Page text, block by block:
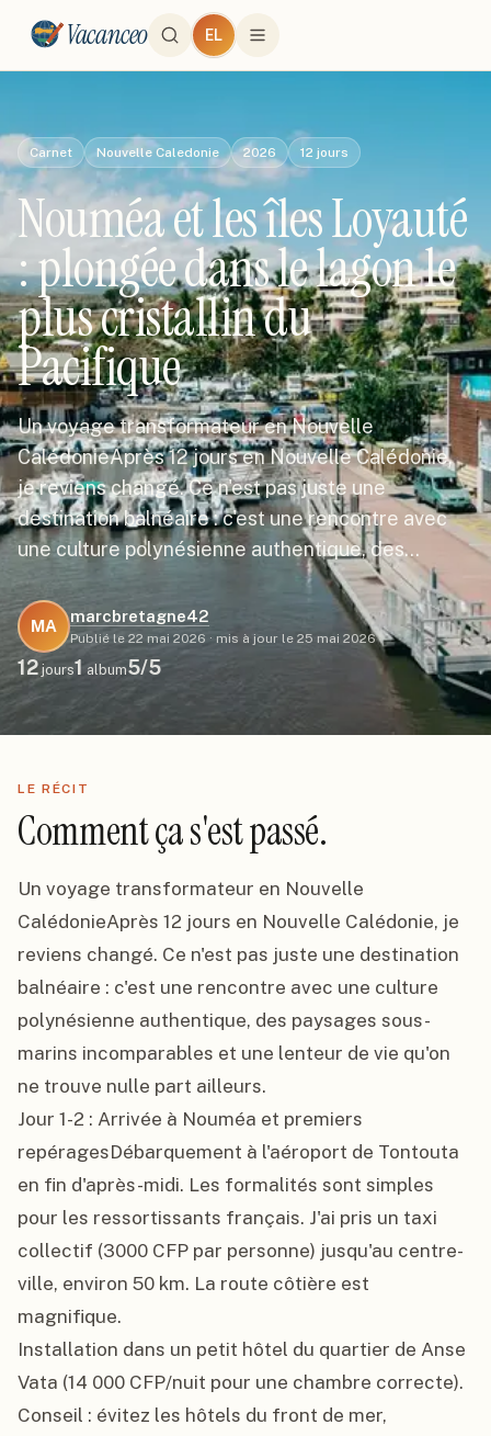
Vacanceo EL
Carnet Nouvelle Caledonie 2026 12 jours
Nouméa et les îles Loyauté
: plongée dans le lagon le
plus cristallin du
Pacifique
Un voyage transformateur en Nouvelle
CalédonieAprès 12 jours en Nouvelle Calédonie,
je reviens changé. Ce n'est pas juste une
destination balnéaire : c'est une rencontre avec
une culture polynésienne authentique, des…
MA
marcbretagne42
Publié le 22 mai 2026 · mis à jour le 25 mai 2026
12 jours1album5/5
LE RÉCIT
Comment ça s'est passé.
Un voyage transformateur en Nouvelle
CalédonieAprès 12 jours en Nouvelle Calédonie, je
reviens changé. Ce n'est pas juste une destination
balnéaire : c'est une rencontre avec une culture
polynésienne authentique, des paysages sous-
marins incomparables et une lenteur de vie qu'on
ne trouve nulle part ailleurs.
Jour 1-2 : Arrivée à Nouméa et premiers
repéragesDébarquement à l'aéroport de Tontouta
en fin d'après-midi. Les formalités sont simples
pour les ressortissants français. J'ai pris un taxi
collectif (3000 CFP par personne) jusqu'au centre-
ville, environ 50 km. La route côtière est
magnifique.
Installation dans un petit hôtel du quartier de Anse
Vata (14 000 CFP/nuit pour une chambre correcte).
Conseil : évitez les hôtels du front de mer,